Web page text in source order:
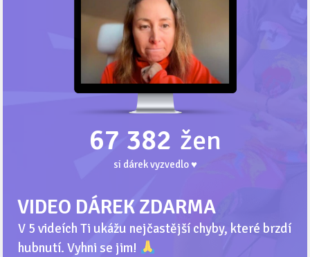
67 382 žen
si dárek vyzvedlo ♥
VIDEO DÁREK ZDARMA
V 5 videích Ti ukážu nejčastější chyby, které brzdí
hubnutí. Vyhni se jim!